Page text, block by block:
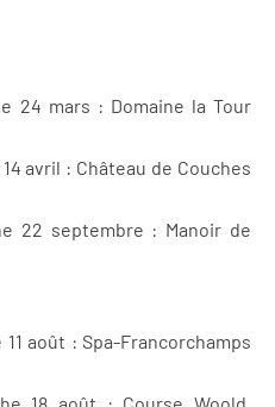
24 mars : Domaine la Tour
avril : Château de Couches
22 septembre : Manoir de
août : Spa-Francorchamps